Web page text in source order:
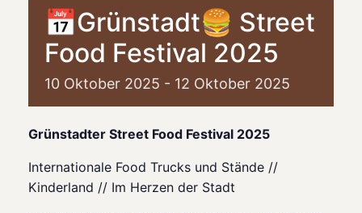
📅Grünstadt🍔 Street
Food Festival 2025
10 Oktober 2025 - 12 Oktober 2025
Grünstadter Street Food Festival 2025
Internationale Food Trucks und Stände //
Kinderland // Im Herzen der Stadt